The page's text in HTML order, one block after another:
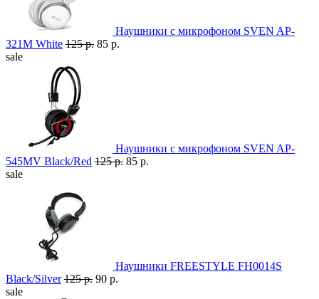
Наушники с микрофоном SVEN AP-
321M White 125 р. 85 р.
sale
Наушники с микрофоном SVEN AP-
545MV Black/Red 125 р. 85 р.
sale
Наушники FREESTYLE FH0014S
Black/Silver 125 р. 90 р.
sale